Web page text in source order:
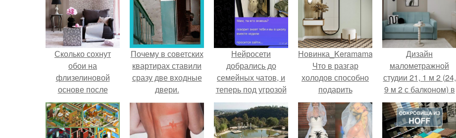
Сколько сохнут
обои на
флизелиновой
основе после
поклейки. Когда
высохнет клей?
Почему в советских
квартирах ставили
сразу две входные
двери.
Нейросети
добрались до
семейных чатов, и
теперь под угрозой
мамины нервы.
Новинка_Keramamarazzi.
Что в разгар
холодов способно
подарить
обстановке
настроение ранней
весны?
Дизайн
малометражной
студии 21, 1 м 2 (24,
9 м 2 с балконом) в
Краснодаре.